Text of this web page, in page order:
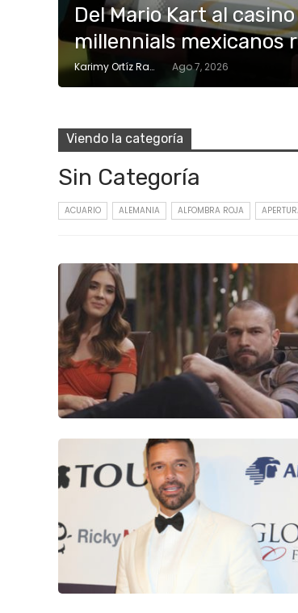
Del Mario Kart al
millennials mexicanos
Karimy Ortíz Ramos Ago 7, 2026
Viendo la categoría
Sin Categoría
ACUARIO ALEMANIA ALFOMBRA ROJA